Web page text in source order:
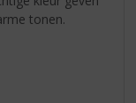
tonen.